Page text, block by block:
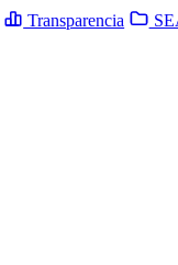
Transparencia